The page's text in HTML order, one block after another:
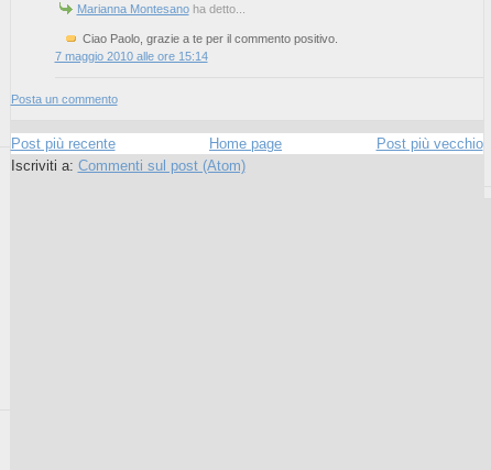
Marianna Montesanoha detto...
Ciao Paolo, grazie a te per il commento positivo.
7 maggio 2010 alle ore 15:14
Posta un commento
Post più recente Post più vecchio
Home page
Iscriviti a: Commenti sul post (Atom)